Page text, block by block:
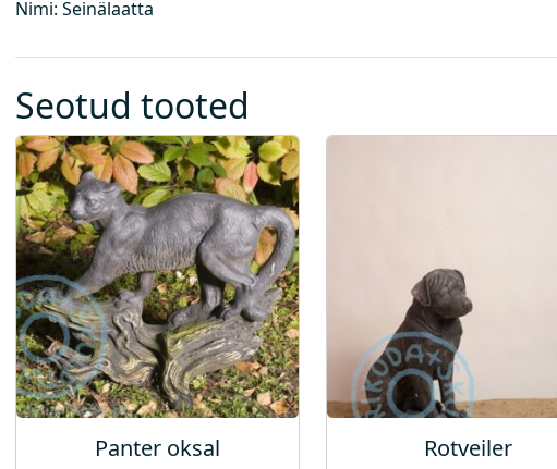
Nimi: Seinälaatta
Seotud tooted
Panter oksal Rotveiler